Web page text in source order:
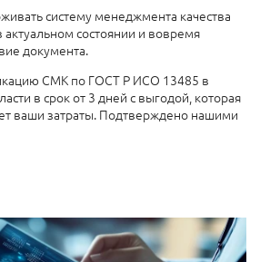
систему менеджмента качества
состоянии и вовремя
документа.
СМК по ГОСТ Р ИСО 13485 в
в срок от 3 дней с выгодой, которая
ваши затраты. Подтверждено нашими